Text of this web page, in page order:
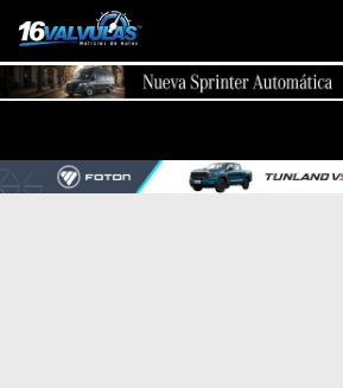
Saltar al contenido